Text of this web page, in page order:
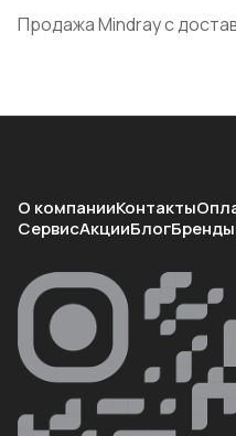
Продажа Mindray с
О компанииКонтакты
СервисАкцииБлогБренды